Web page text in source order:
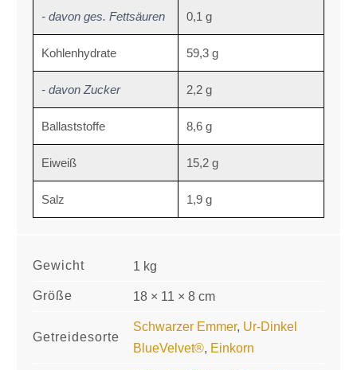
- davon ges. Fettsäuren 0,1 g
Kohlenhydrate 59,3 g
- davon Zucker 2,2 g
Ballaststoffe 8,6 g
Eiweiß 15,2 g
Salz 1,9 g
Gewicht 1 kg
Größe 18 × 11 × 8 cm
Getreidesorte
Schwarzer Emmer, Ur-Dinkel
BlueVelvet®, Einkorn